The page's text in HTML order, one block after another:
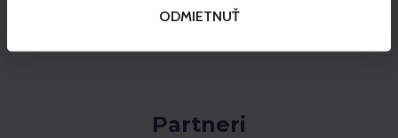
ODMIETNUŤPozri ponuku
Partneri